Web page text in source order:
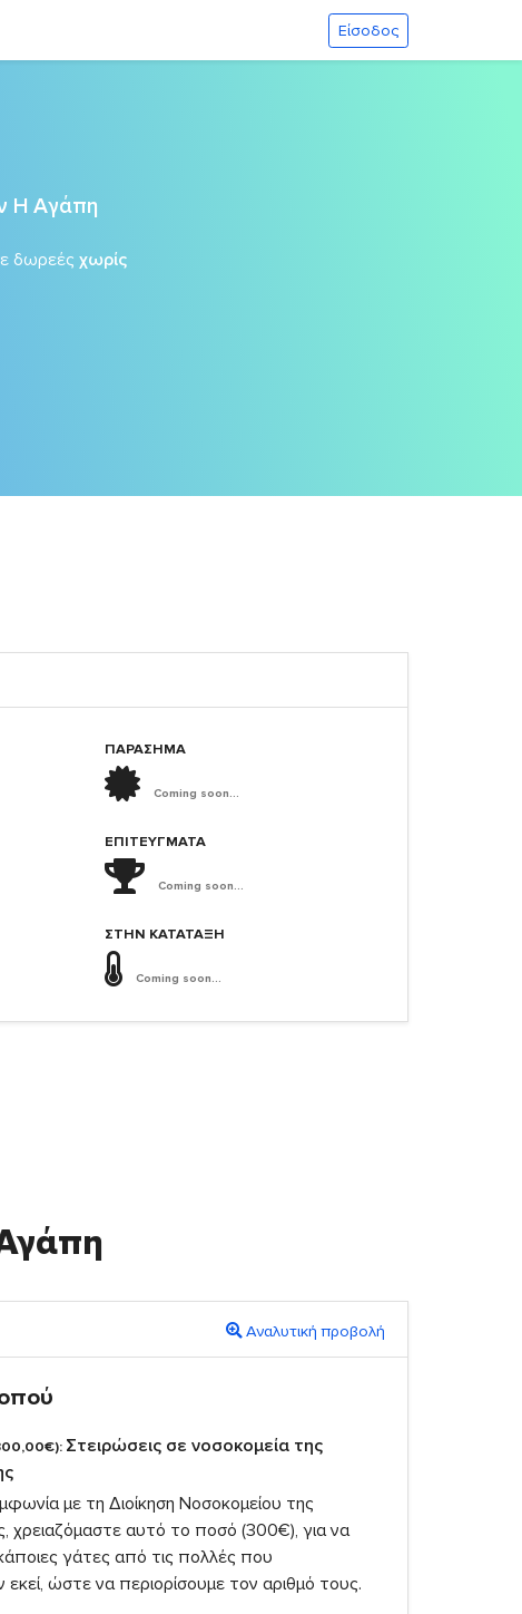
Είσοδος
Η Αγάπη
δωρεές χωρίς
ΠΑΡΑΣΗΜΑ
Coming soon...
ΕΠΙΤΕΎΓΜΑΤΑ
Coming soon...
ΣΤΗΝ ΚΑΤΆΤΑΞΗ
Coming soon...
Αναλυτική προβολή
Στειρώσεις σε νοσοκομεία της
με τη Διοίκηση Νοσοκομείου της
χρειαζόμαστε αυτό το ποσό (300€), για να
γάτες από τις πολλές που
ώστε να περιορίσουμε τον αριθμό τους.